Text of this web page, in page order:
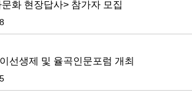
화 현장답사> 참가자 모집
선생제 및 율곡인문포럼 개최